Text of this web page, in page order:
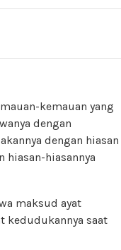
kemauan yang
dengan
dengan hiasan
hiasan-hiasannya
maksud ayat
kedudukannya saat